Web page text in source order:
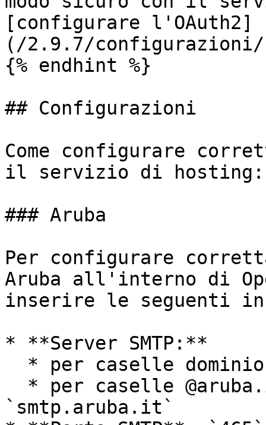
[configurare l'OAuth2]
(/2.9.7/configurazioni/
{% endhint %}
## Configurazioni
Come configurare
il servizio di hosting:
### Aruba
Per configurare
Aruba all'interno di
inserire le seguenti
* **Server SMTP:**
`smtp.aruba.it`